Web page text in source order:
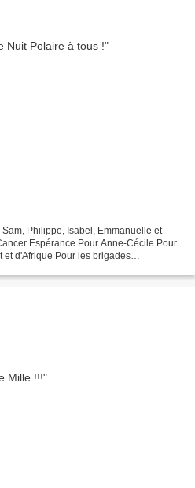
Philippe, Isabel, Emmanuelle et
Espérance Pour Anne-Cécile Pour
et d'Afrique Pour les brigades